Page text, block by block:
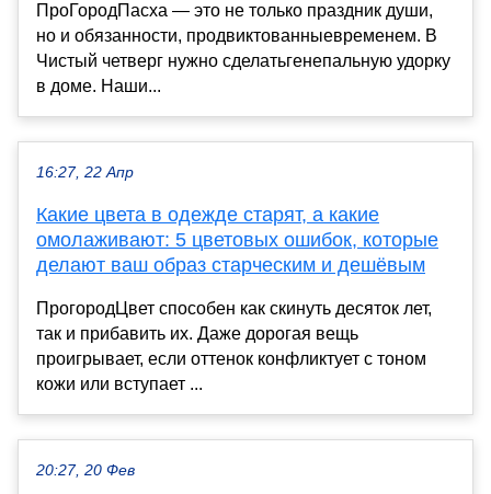
ПроГородПасха — это не только праздник души,
но и обязанности, продвиктованныевременем. В
Чистый четверг нужно сделатьгенепальную удорку
в доме. Наши...
16:27, 22 Апр
Какие цвета в одежде старят, а какие
омолаживают: 5 цветовых ошибок, которые
делают ваш образ старческим и дешёвым
ПрогородЦвет способен как скинуть десяток лет,
так и прибавить их. Даже дорогая вещь
проигрывает, если оттенок конфликтует с тоном
кожи или вступает ...
20:27, 20 Фев